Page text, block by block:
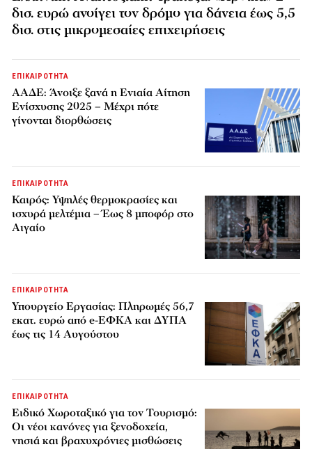
δισ. ευρώ ανοίγει τον δρόμο για δάνεια έως 5,5
δισ. στις μικρομεσαίες επιχειρήσεις
ΕΠΙΚΑΙΡΟΤΗΤΑ
ΑΑΔΕ: Άνοιξε ξανά η Ενιαία Αίτηση
Ενίσχυσης 2025 – Μέχρι πότε
γίνονται διορθώσεις
ΕΠΙΚΑΙΡΟΤΗΤΑ
Καιρός: Υψηλές θερμοκρασίες και
ισχυρά μελτέμια – Έως 8 μποφόρ στο
Αιγαίο
ΕΠΙΚΑΙΡΟΤΗΤΑ
Υπουργείο Εργασίας: Πληρωμές 56,7
εκατ. ευρώ από e-ΕΦΚΑ και ΔΥΠΑ
έως τις 14 Αυγούστου
ΕΠΙΚΑΙΡΟΤΗΤΑ
Ειδικό Χωροταξικό για τον Τουρισμό:
Οι νέοι κανόνες για ξενοδοχεία,
νησιά και βραχυχρόνιες μισθώσεις